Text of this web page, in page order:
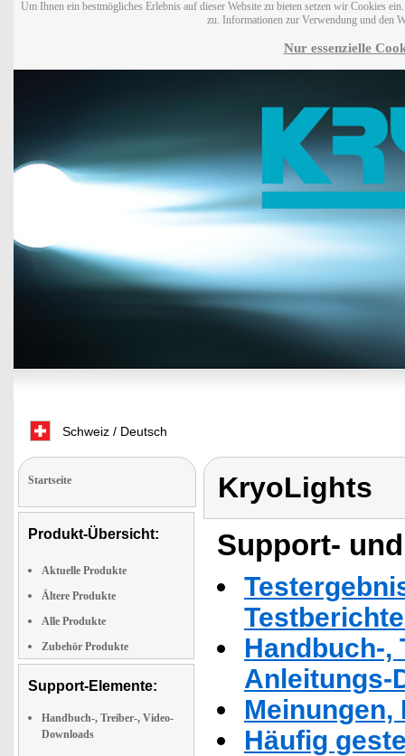
Um Ihnen ein bestmögliches Erlebnis auf dieser Website zu bieten setzen wir Cookies
zu. Informationen zur Verwendung und den
Nur essenzielle
Schweiz / Deutsch
Startseite
Produkt-Übersicht:
Aktuelle Produkte
Ältere Produkte
Alle Produkte
Zubehör Produkte
Support-Elemente:
Handbuch-, Treiber-, Video-
Downloads
KryoLights
Support-
Handbuch-,
Anleitungs-
Häufig